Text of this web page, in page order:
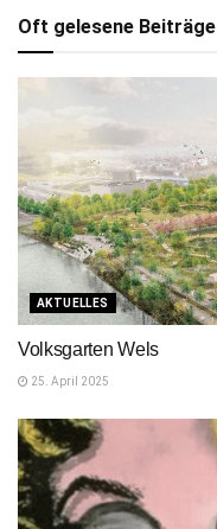
Oft gelesene Beiträge
AKTUELLES
Volksgarten Wels
25. April 2025